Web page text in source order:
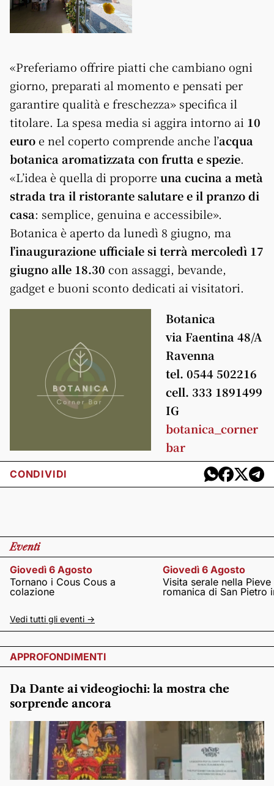
«Preferiamo offrire piatti che cambiano ogni
giorno, preparati al momento e pensati per
garantire qualità e freschezza» specifica il
titolare. La spesa media si aggira intorno ai 10
euroe nel coperto comprende anche l’acqua
botanica aromatizzata con frutta e spezie.
«L’idea è quella di proporre una cucina a metà
strada tra il ristorante salutare e il pranzo di
casa: semplice, genuina e accessibile».
Botanica è aperto da lunedì 8 giugno, ma
l’inaugurazione ufficiale si terrà mercoledì 17
giugno alle 18.30 con assaggi, bevande,
gadget e buoni sconto dedicati ai visitatori.
Botanica
via Faentina 48/A
Ravenna
tel. 0544 502216
cell. 333 1891499
IG
botanica_corner
bar
CONDIVIDI
Eventi
Giovedì 6 Agosto
Tornano i Cous Cous a
colazione
Giovedì 6 Agosto
Visita serale nella Pieve
romanica di San Pietro
Vedi tutti gli eventi ->
APPROFONDIMENTI
Da Dante ai videogiochi: la mostra che
sorprende ancora